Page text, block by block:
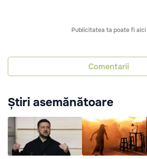
Publicitatea ta poate fi aici
Comentarii
Știri asemănătoare